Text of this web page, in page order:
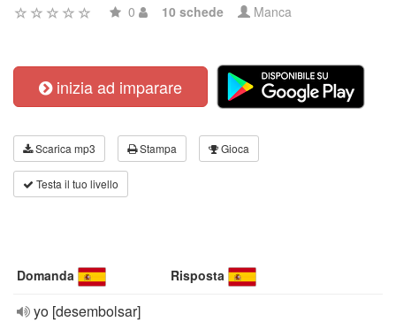
0 10 schede Manca
inizia ad imparare
Scarica mp3 Stampa Gioca
Testa il tuo livello
Domanda Risposta
yo [desembolsar]